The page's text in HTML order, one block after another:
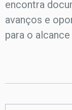
encontra
avanços e
para o alcance